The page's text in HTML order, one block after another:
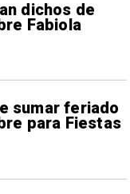
dichos de
Fabiola
sumar feriado
para Fiestas